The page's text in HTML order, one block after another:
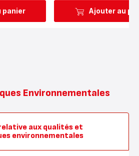
panier Ajouter au
Environnementales
aux qualités et
environnementales